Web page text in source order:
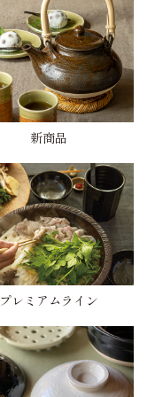
新商品
プレミアムライン